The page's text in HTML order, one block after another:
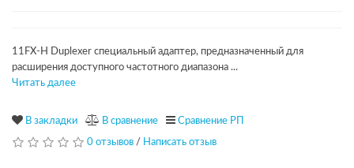
11FX-H Duplexer специальный адаптер, предназначенный для
расширения доступного частотного диапазона ...
Читать далее
В закладки В сравнение Сравнение РП
0 отзывов / Написать отзыв